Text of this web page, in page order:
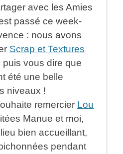
avec les Amies
passé ce week-
: nous avons
Scrap et Textures
puis vous dire que
été une belle
niveaux !
remercier Lou
Manue et moi,
bien accueillant,
pendant